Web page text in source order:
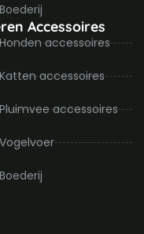
Boederij
Accessoires
Honden accessoires
Katten accessoires
Pluimvee accessoires
Vogelvoer
Boederij